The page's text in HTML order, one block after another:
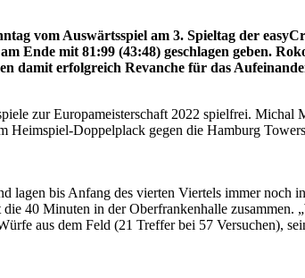
vom Auswärtsspiel am 3. Spieltag der
Ende mit 81:99 (43:48) geschlagen geben.
damit erfolgreich Revanche für das
zur Europameisterschaft 2022 spielfrei.
Doppelplack gegen die Hamburg
lagen bis Anfang des vierten Viertels immer
40 Minuten in der Oberfrankenhalle zusammen.
aus dem Feld (21 Treffer bei 57 Versuchen),